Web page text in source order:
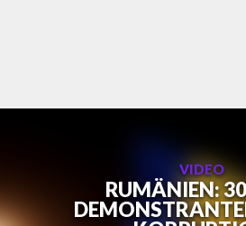
VIDEO
RUMÄNIEN: